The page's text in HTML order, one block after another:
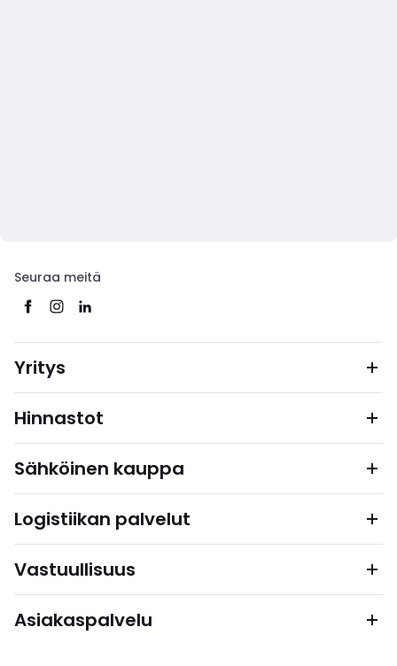
Seuraa meitä
Yritys
Hinnastot
Sähköinen kauppa
Logistiikan palvelut
Vastuullisuus
Asiakaspalvelu